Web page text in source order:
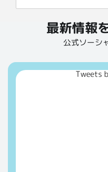
最新情報
公式ソーシ
Tweets